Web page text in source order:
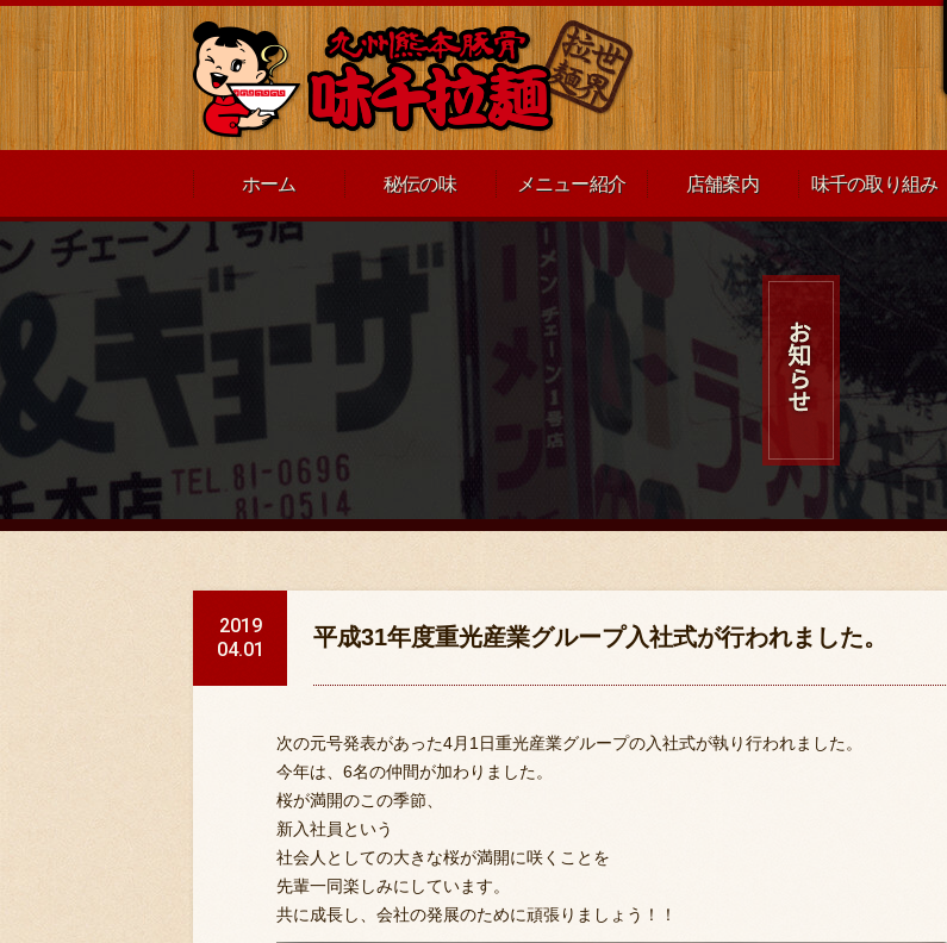
ホーム 秘伝の味 メニュー紹介 店舗案内 味千の取り組み
2019
04.01
平成31年度重光産業グループ入社式が行われました。
次の元号発表があった4月1日重光産業グループの入社式が執り行われました。
今年は、6名の仲間が加わりました。
桜が満開のこの季節、
新入社員という
社会人としての大きな桜が満開に咲くことを
先輩一同楽しみにしています。
共に成長し、会社の発展のために頑張りましょう！！